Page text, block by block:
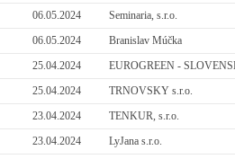
06.05.2024
Seminaria, s.r.o.
06.05.2024
Branislav Múčka
25.04.2024
EUROGREEN -
25.04.2024
TRNOVSKY s.r.o.
23.04.2024
TENKUR, s.r.o.
23.04.2024
LyJana s.r.o.